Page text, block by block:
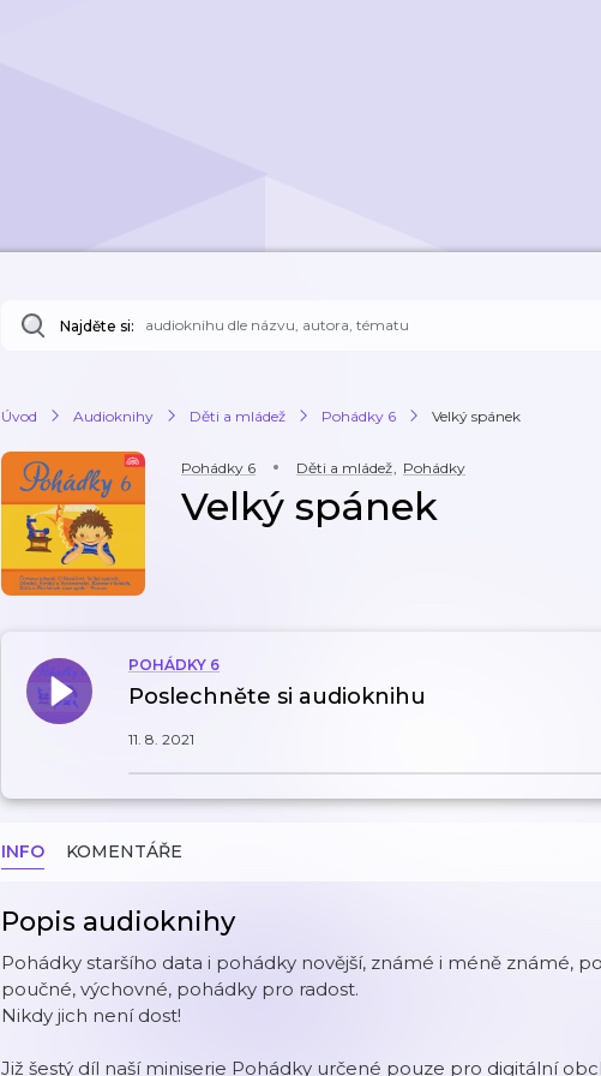
Najděte si:
Úvod Audioknihy Děti a mládež Pohádky 6 Velký spánek
Pohádky 6 Děti a mládež, Pohádky
Velký spánek
POHÁDKY 6
Poslechněte si audioknihu
11. 8. 2021
INFO KOMENTÁŘE
Popis audioknihy
Pohádky staršího data i pohádky novější, známé i méně známé,
poučné, výchovné, pohádky pro radost.
Nikdy jich není dost!
Již šestý díl naší miniserie Pohádky určené pouze pro digitální